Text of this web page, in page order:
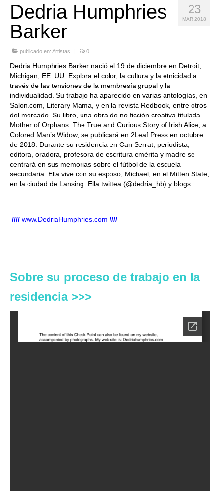
23
MAR 2018
Dedria Humphries
Barker
publicado en: Artistas | 0
Dedria Humphries Barker nació el 19 de diciembre en Detroit,
Michigan, EE. UU. Explora el color, la cultura y la etnicidad a
través de las tensiones de la membresía grupal y la
individualidad. Su trabajo ha aparecido en varias antologías, en
Salon.com, Literary Mama, y en la revista Redbook, entre otros
del mercado. Su libro, una obra de no ficción creativa titulada
Mother of Orphans: The True and Curious Story of Irish Alice, a
Colored Man’s Widow, se publicará en 2Leaf Press en octubre
de 2018. Durante su residencia en Can Serrat, periodista,
editora, oradora, profesora de escritura emérita y madre se
centrará en sus memorias sobre el fútbol de la escuela
secundaria. Ella vive con su esposo, Michael, en el Mitten State,
en la ciudad de Lansing. Ella twittea (@dedria_hb) y blogs
//// www.DedriaHumphries.com ////
Sobre su proceso de trabajo en la
residencia >>>